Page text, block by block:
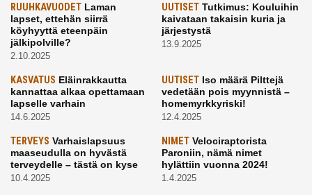
RUUHKAVUODET Laman
lapset, ettehän siirrä
köyhyyttä eteenpäin
jälkipolville?
2.10.2025
UUTISETTutkimus: Kouluihin
kaivataan takaisin kuria ja
järjestystä
13.9.2025
KASVATUS Eläinrakkautta
kannattaa alkaa opettamaan
lapselle varhain
14.6.2025
UUTISETIso määrä Pilttejä
vedetään pois myynnistä –
homemyrkkyriski!
12.4.2025
TERVEYS Varhaislapsuus
maaseudulla on hyvästä
terveydelle – tästä on kyse
10.4.2025
NIMETVelociraptorista
Paroniin, nämä nimet
hylättiin vuonna 2024!
1.4.2025